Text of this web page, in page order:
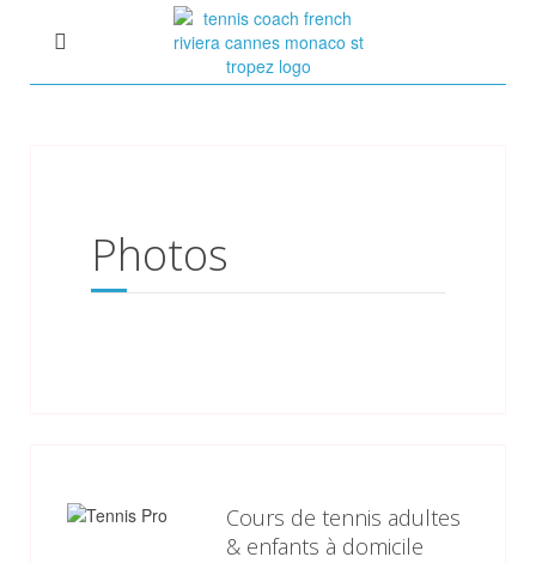
Photos
Cours de tennis adultes
& enfants à domicile